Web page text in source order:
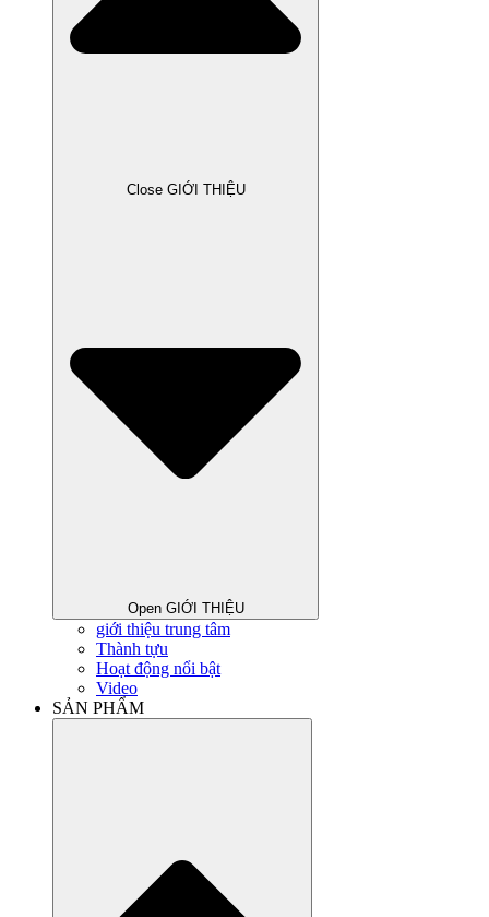
Close GIỚI THIỆU
Open GIỚI THIỆU
giới thiệu trung tâm
Thành tựu
Hoạt động nổi bật
Video
SẢN PHẨM